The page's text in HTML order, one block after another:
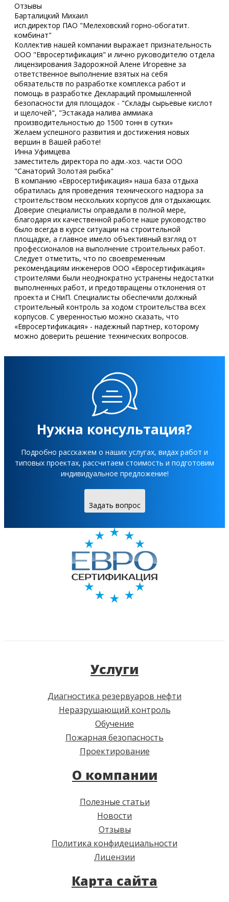
Отзывы
Барталицкий Михаил
исп.директор ПАО "Мелеховский горно-обогатит.
комбинат"
Коллектив нашей компании выражает признательность
ООО "Евросертификация" и лично руководителю отдела
лицензирования Задорожной Алене Игоревне за
ответственное выполнение взятых на себя
обязательств по разработке комплекса работ и
помощь в разработке Деклараций промышленной
безопасности для площадок - "Склады сырьевые кислот
и щелочей", "Эстакада налива аммиака
производительностью до 1500 тонн в сутки»
Желаем успешного развития и достижения новых
вершин в Вашей работе!
Инна Уфимцева
заместитель директора по адм.-хоз. части ООО
"Санаторий Золотая рыбка"
В компанию «Евросертификация» наша база отдыха
обратилась для проведения технического надзора за
строительством нескольких корпусов для отдыхающих.
Доверие специалисты оправдали в полной мере,
благодаря их качественной работе наше руководство
было всегда в курсе ситуации на строительной
площадке, а главное имело объективный взгляд от
профессионалов на выполнение строительных работ.
Следует отметить, что по своевременным
рекомендациям инженеров ООО «Евросертификация»
строителями были неоднократно устранены недостатки
выполненных работ, и предотвращены отклонения от
проекта и СНиП. Специалисты обеспечили должный
строительный контроль за ходом строительства всех
корпусов. С уверенностью можно сказать, что
«Евросертификация» - надежный партнер, которому
можно доверить решение технических вопросов.
Нужна консультация?
Подробно расскажем о наших услугах, видах работ и
типовых проектах, рассчитаем стоимость и подготовим
индивидуальное предложение!
Задать вопрос
Услуги
Диагностика резервуаров нефти
Неразрушающий контроль
Обучение
Пожарная безопасность
Проектирование
О компании
Полезные статьи
Новости
Отзывы
Политика конфидециальности
Лицензии
Карта сайта